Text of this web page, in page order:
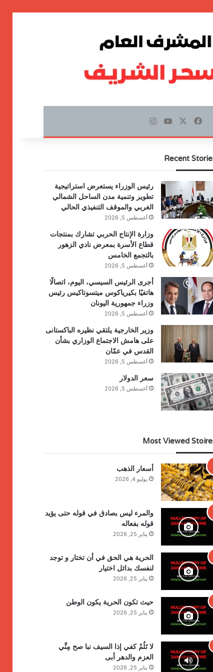
فيسبوك ‫YouTubeانستقرام
Recent
رئيس الوزراء يستعرض استراتيجية
تطوير وتنمية مدن الساحل الشمالي
الغربي والموقف التنفيذي الحالي
أغسطس 5, 2026
وزارة الإنتاج الحربي تشارك بمنتجات
قطاع الأسرة بمعرض نادي الزهور
بالتجمع الخامس
أغسطس 5, 2026
أجرى الرئيس السيسي، اليوم، اتصالًا
هاتفيًا بكيرياكوس ميتسوتاكيس رئيس
وزراء جمهورية اليونان
أغسطس 5, 2026
وزير الخارجية يلتقي نظيره الباكستانى
على هامش الاجتماع الوزاري بشأن
القدس في عمّان
أغسطس 5, 2026
سعر الدولار
أغسطس 5, 2026
Most Viewed
أسعار الذهب
يوليو 4, 2026
والمرء ليس بصادق في قوله حتى يؤيد
قوله بفعاله
يناير 25, 2026
الحرية هي الحق في أن تختار و توجد
لنفسك بدائل اختيار
يناير 25, 2026
حيث تكون الحرية يكون الوطن
يناير 25, 2026
لا تَلُمْ كفي إذا السيف نبا صح مِنِّي
العزم والدهر أبى
يناير 25, 2026